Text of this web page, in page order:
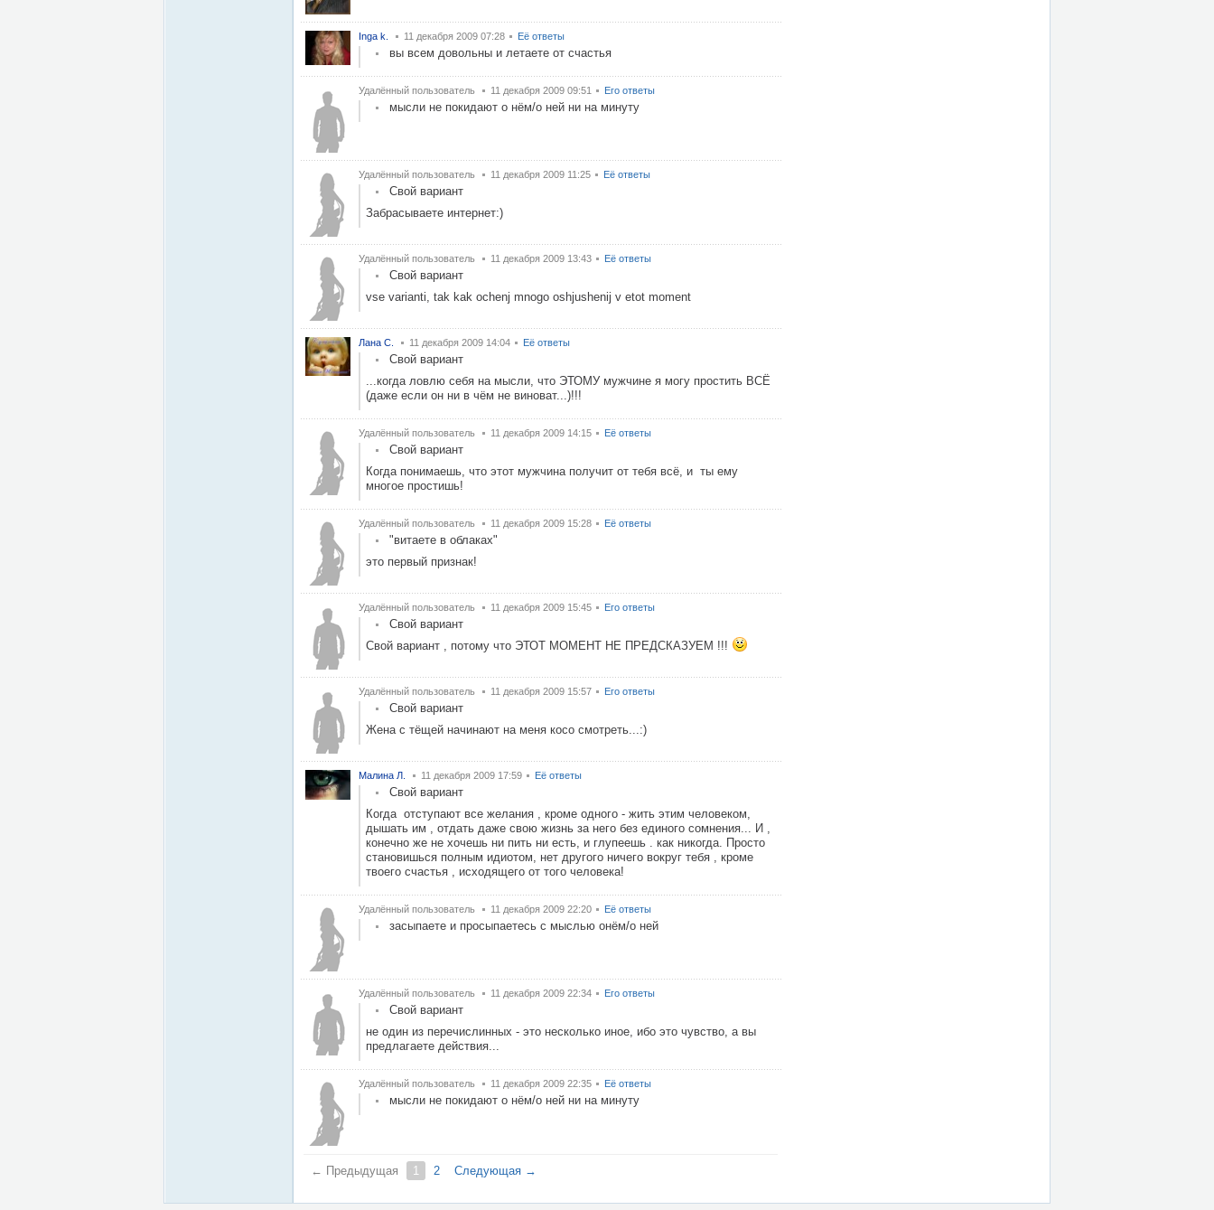
Inga k. 11 декабря 2009 07:28 Её ответы
вы всем довольны и летаете от счастья
Удалённый пользователь 11 декабря 2009 09:51 Его ответы
мысли не покидают о нём/о ней ни на минуту
Удалённый пользователь 11 декабря 2009 11:25 Её ответы
Свой вариант
Забрасываете интернет:)
Удалённый пользователь 11 декабря 2009 13:43 Её ответы
Свой вариант
vse varianti, tak kak ochenj mnogo oshjushenij v etot moment
Лана С. 11 декабря 2009 14:04 Её ответы
Свой вариант
...когда ловлю себя на мысли, что ЭТОМУ мужчине я могу простить ВСЁ
(даже если он ни в чём не виноват...)!!!
Удалённый пользователь 11 декабря 2009 14:15 Её ответы
Свой вариант
Когда понимаешь, что этот мужчина получит от тебя всё, и ты ему
многое простишь!
Удалённый пользователь 11 декабря 2009 15:28 Её ответы
"витаете в облаках"
это первый признак!
Удалённый пользователь 11 декабря 2009 15:45 Его ответы
Свой вариант
Свой вариант , потому что ЭТОТ МОМЕНТ НЕ ПРЕДСКАЗУЕМ !!!
Удалённый пользователь 11 декабря 2009 15:57 Его ответы
Свой вариант
Жена с тёщей начинают на меня косо смотреть...:)
Малина Л. 11 декабря 2009 17:59 Её ответы
Свой вариант
Когда отступают все желания , кроме одного - жить этим человеком,
дышать им , отдать даже свою жизнь за него без единого сомнения... И ,
конечно же не хочешь ни пить ни есть, и глупеешь . как никогда. Просто
становишься полным идиотом, нет другого ничего вокруг тебя , кроме
твоего счастья , исходящего от того человека!
Удалённый пользователь 11 декабря 2009 22:20 Её ответы
засыпаете и просыпаетесь с мыслью онём/о ней
Удалённый пользователь 11 декабря 2009 22:34 Его ответы
Свой вариант
не один из перечислинных - это несколько иное, ибо это чувство, а вы
предлагаете действия...
Удалённый пользователь 11 декабря 2009 22:35 Её ответы
мысли не покидают о нём/о ней ни на минуту
← Предыдущая 1 2 Следующая →